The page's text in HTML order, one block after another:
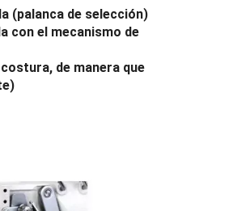
(palanca de selección)
con el mecanismo de
de manera que